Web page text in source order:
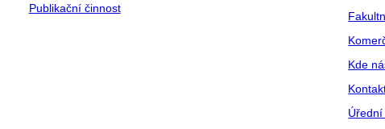
Publikační činnost
Kde
Úřední